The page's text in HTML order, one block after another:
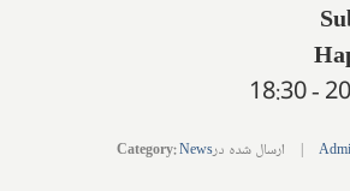
| ارسال شده در Category:News